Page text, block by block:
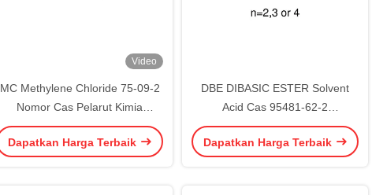
Video
MC Methylene Chloride 75-09-2
Nomor Cas Pelarut Kimia
Organik Diklorometana DCM
Dapatkan Harga Terbaik
DBE DIBASIC ESTER Solvent
Acid Cas 95481-62-2
C21H36O12 Cairan Transparan
Tak Berwarna
Dapatkan Harga Terbaik